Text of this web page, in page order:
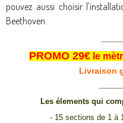
pouvez aussi choisir
Beethoven.
PROMO 29€ le
Livraison
Les élements qui
- 15 sections de 1 à